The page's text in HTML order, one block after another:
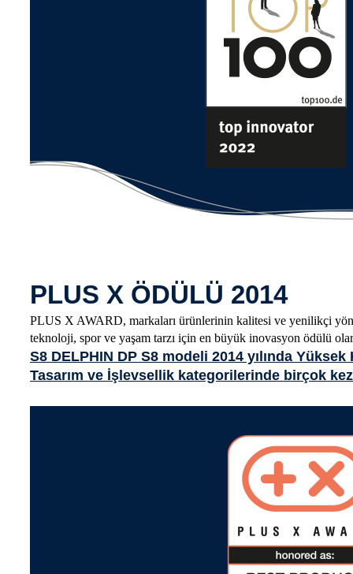
PLUS X ÖDÜLÜ 2014
PLUS X AWARD, markaları ürünlerinin kalitesi ve yenilikçi
teknoloji, spor ve yaşam tarzı için en büyük inovasyon ödülü
S8 DELPHIN DP S8 modeli 2014 yılında Yüksek
Tasarım ve İşlevsellik kategorilerinde birçok